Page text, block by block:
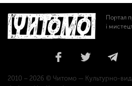
Портал
і
2010 – 2026 © Читомо — Культурно-